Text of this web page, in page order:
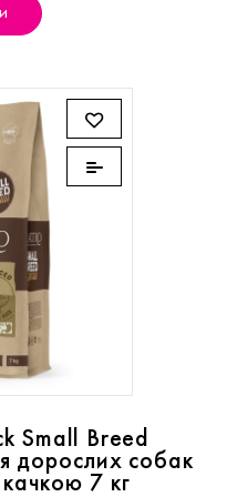
Small Breed
дорослих собак
качкою 7 кг